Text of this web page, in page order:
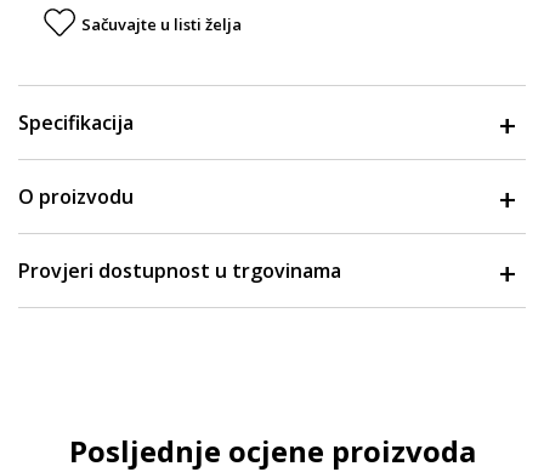
Sačuvajte u listi želja
Specifikacija
O proizvodu
Provjeri dostupnost u trgovinama
Posljednje ocjene proizvoda